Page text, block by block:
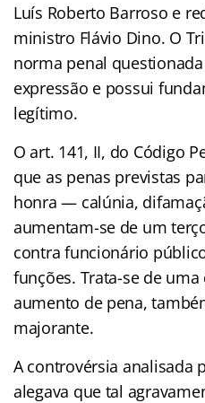
Luís Roberto Barroso e
ministro Flávio Dino. O
norma penal
expressão e possui
legítimo.
O art. 141, II, do Código
que as penas previstas
honra — calúnia,
aumentam-se de um
contra funcionário
funções. Trata-se de
aumento de pena,
majorante.
A controvérsia analisada
alegava que tal